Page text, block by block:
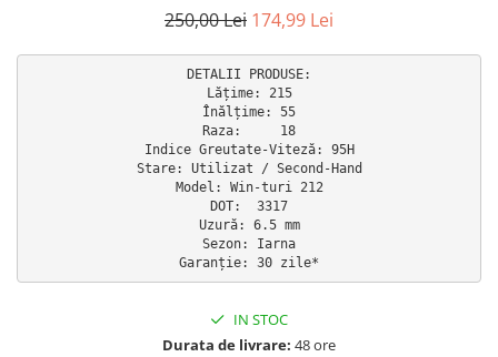
Accesorii Telefon
Instrumente de scris premium
LaBubu
250,00 Lei 174,99 Lei
DETALII PRODUSE:
Lățime: 215
Înălțime: 55
Raza:     18
Indice Greutate-Viteză: 95H
Stare: Utilizat / Second-Hand
Model: Win-turi 212
DOT:  3317
Uzură: 6.5 mm
Sezon: Iarna
Garanție: 30 zile*
IN STOC
Durata de livrare: 48 ore